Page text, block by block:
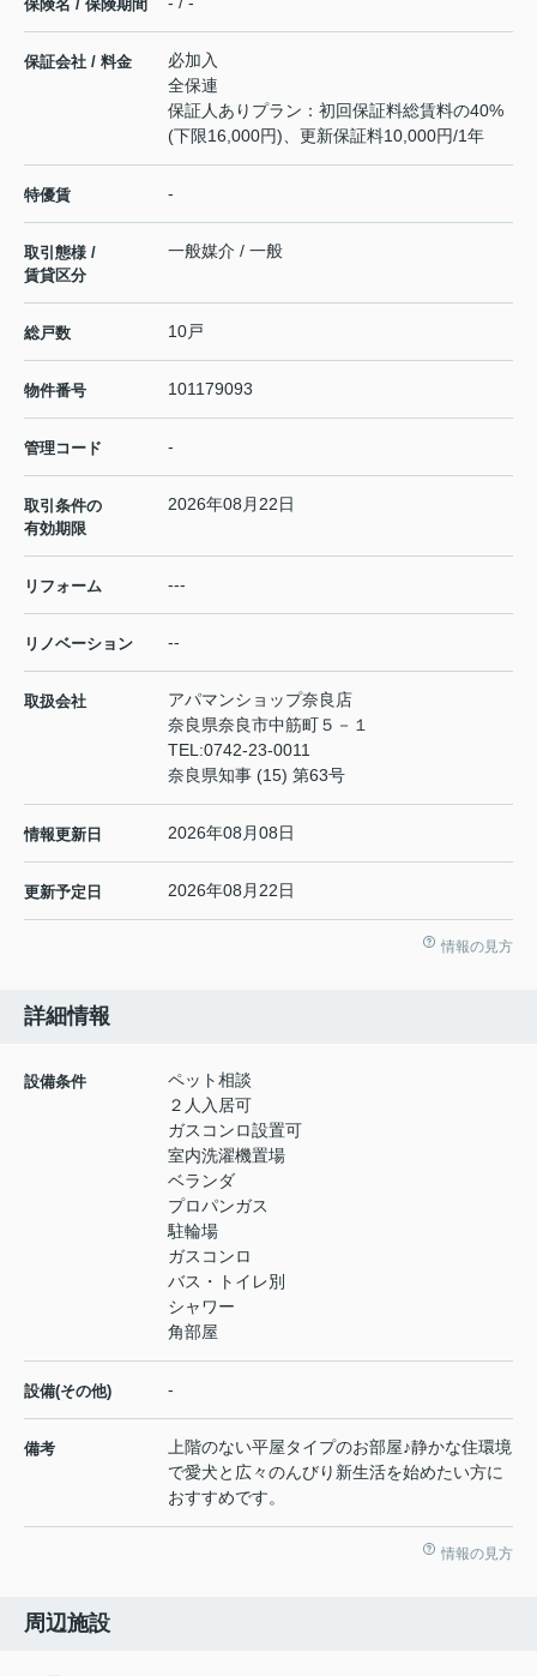
保険名 / 保険期間
保証会社 / 料金
必加入
全保連
保証人ありプラン：初回保証料総賃料の40%
(下限16,000円)、更新保証料10,000円/1年
特優賃 -
取引態様 /
賃貸区分
一般媒介 / 一般
総戸数 10戸
物件番号 101179093
管理コード -
取引条件の
有効期限
2026年08月22日
リフォーム ---
リノベーション --
取扱会社
アパマンショップ奈良店
奈良県奈良市中筋町５－１
TEL:0742-23-0011
奈良県知事 (15) 第63号
情報更新日 2026年08月08日
更新予定日 2026年08月22日
情報の見方
詳細情報
設備条件
ペット相談
２人入居可
ガスコンロ設置可
室内洗濯機置場
ベランダ
プロパンガス
駐輪場
ガスコンロ
バス・トイレ別
シャワー
角部屋
設備(その他) -
備考
上階のない平屋タイプのお部屋♪静かな住環境
で愛犬と広々のんびり新生活を始めたい方に
おすすめです。
情報の見方
周辺施設